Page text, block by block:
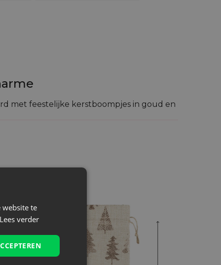
met feestelijke kerstboompjes in goud en
website te
Lees verder